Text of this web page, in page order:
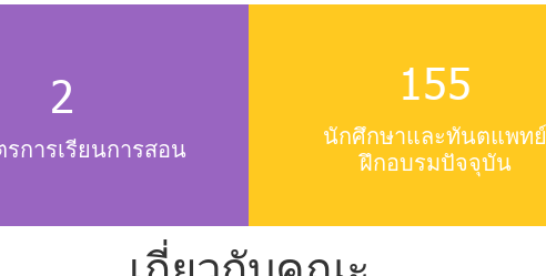
3
การเรียนการสอน
274
นักศึกษาและทันตแพทย์
ฝึกอบรมปัจจุบัน